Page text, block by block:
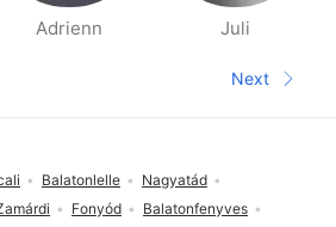
Adrienn Juli
Next
Next
Balatonlelle
Nagyatád
Fonyód
Balatonfenyves